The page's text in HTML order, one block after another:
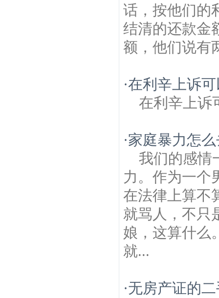
话，按他们的
结清的还款金
额，他们说有
·在利辛上诉
在利辛上诉
·家庭暴力怎
我们的感情
力。作为一个
在法律上算不
就骂人，不只
娘，这算什么
就...
·无房产证的